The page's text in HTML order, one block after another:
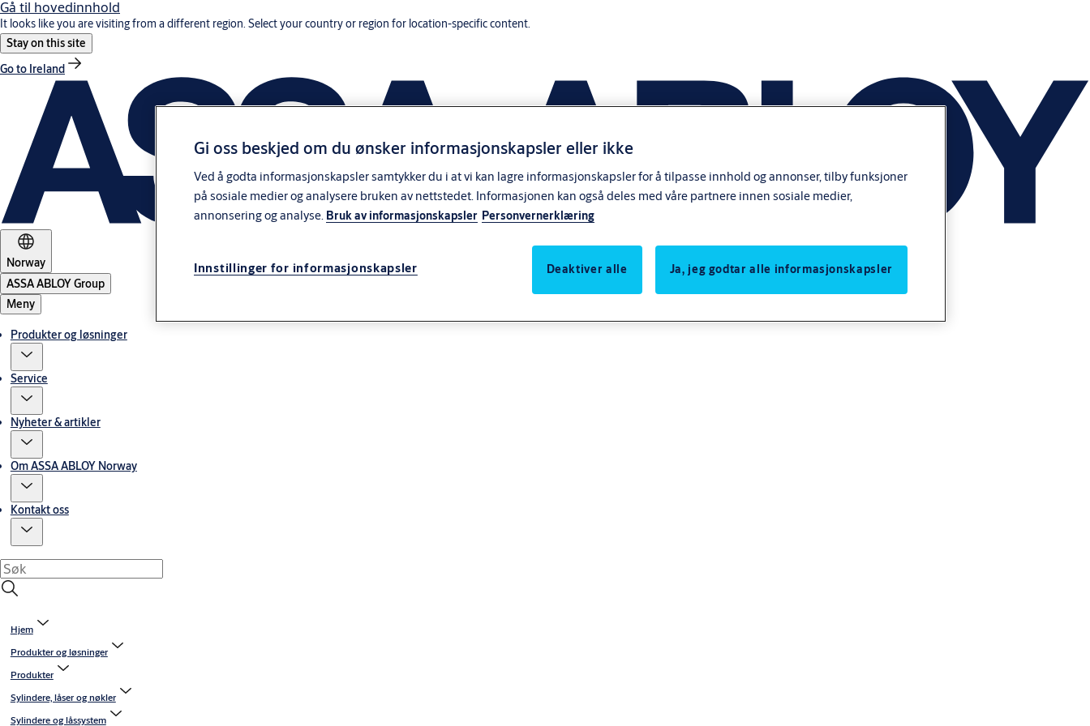
Gå til hovedinnhold
It looks like you are visiting from a different region. Select your country or region for location-specific content.
Stay on this site
Go to Ireland
Norway
ASSA ABLOY Group
Meny
Produkter og løsninger
Service
Nyheter & artikler
Om ASSA ABLOY Norway
Kontakt oss
Hjem
Produkter og løsninger
Produkter
Sylindere, låser og nøkler
Sylindere og låssystem
Gi oss beskjed om du ønsker informasjonskapsler eller ikke
Ved å godta informasjonskapsler samtykker du i at vi kan lagre informasjonskapsler for å tilpasse innhold og annonser, tilby funksjoner
på sosiale medier og analysere bruken av nettstedet. Informasjonen kan også deles med våre partnere innen sosiale medier,
annonsering og analyse. Bruk av informasjonskapsler Personvernerklæring
Innstillinger for informasjonskapsler Deaktiver alle Ja, jeg godtar alle informasjonskapsler